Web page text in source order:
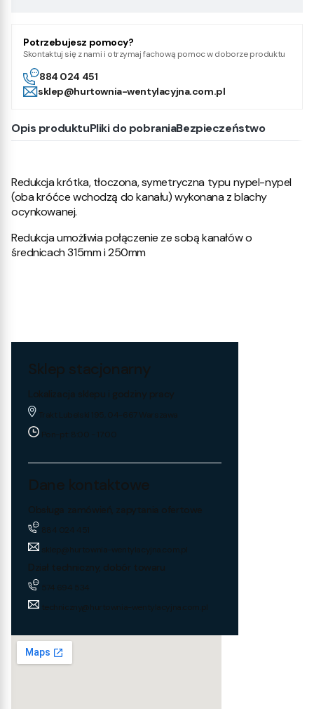
Potrzebujesz pomocy?
Skontaktuj się z nami i otrzymaj fachową pomoc w doborze produktu
884 024 451
sklep@hurtownia-wentylacyjna.com.pl
Opis produktuPliki do pobraniaBezpieczeństwo
Redukcja krótka, tłoczona, symetryczna typu nypel-nypel
(oba króćce wchodzą do kanału) wykonana z blachy
ocynkowanej.
Redukcja umożliwia połączenie ze sobą kanałów o
średnicach 315mm i 250mm
Sklep stacjonarny
Lokalizacja sklepu i godziny pracy
Trakt Lubelski 195, 04-667 Warszawa
Pon-pt: 8:00 - 17:00
Dane kontaktowe
Obsługa zamówień, zapytania ofertowe
884 024 451
sklep@hurtownia-wentylacyjna.com.pl
Dział techniczny, dobór towaru
574 694 534
techniczny@hurtownia-wentylacyjna.com.pl